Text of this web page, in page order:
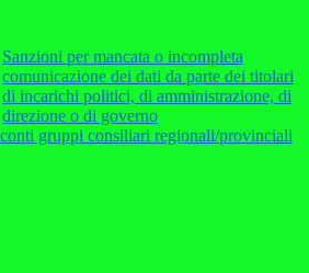
Sanzioni per mancata o incompleta
comunicazione dei dati da parte dei titolari
di incarichi politici, di amministrazione, di
direzione o di governo
gruppi consiliari regionali/provinciali